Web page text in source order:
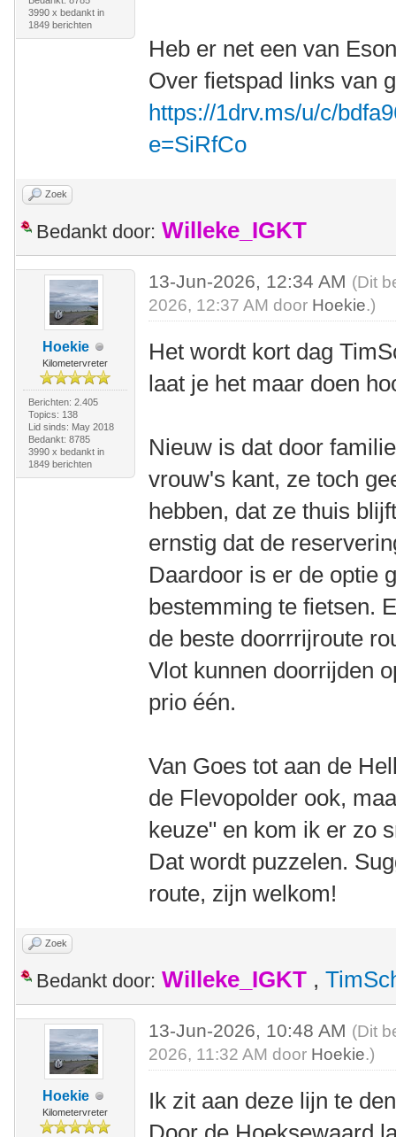
3990 x bedankt in
1849 berichten
Heb er net een van
Over fietspad links van
https://1drv.ms/u/c/
e=SiRfCo
Zoek
Bedankt door: Willeke_IGKT
Hoekie
Kilometervreter
Berichten: 2.405
Topics: 138
Lid sinds: May 2018
Bedankt: 8785
3990 x bedankt in
1849 berichten
13-Jun-2026, 12:34 AM (Dit
2026, 12:37 AM door Hoekie.)
Het wordt kort dag
laat je het maar doen
Nieuw is dat door
vrouw's kant, ze toch
hebben, dat ze thuis
ernstig dat de
Daardoor is er de optie
bestemming te fietsen.
de beste doorrrijroute
Vlot kunnen doorrijden
prio één.
Van Goes tot aan de
de Flevopolder ook,
keuze" en kom ik er zo
Dat wordt puzzelen.
route, zijn welkom!
Zoek
Bedankt door: Willeke_IGKT ,
Hoekie
Kilometervreter
13-Jun-2026, 10:48 AM (Dit
2026, 11:32 AM door Hoekie.)
Ik zit aan deze lijn te